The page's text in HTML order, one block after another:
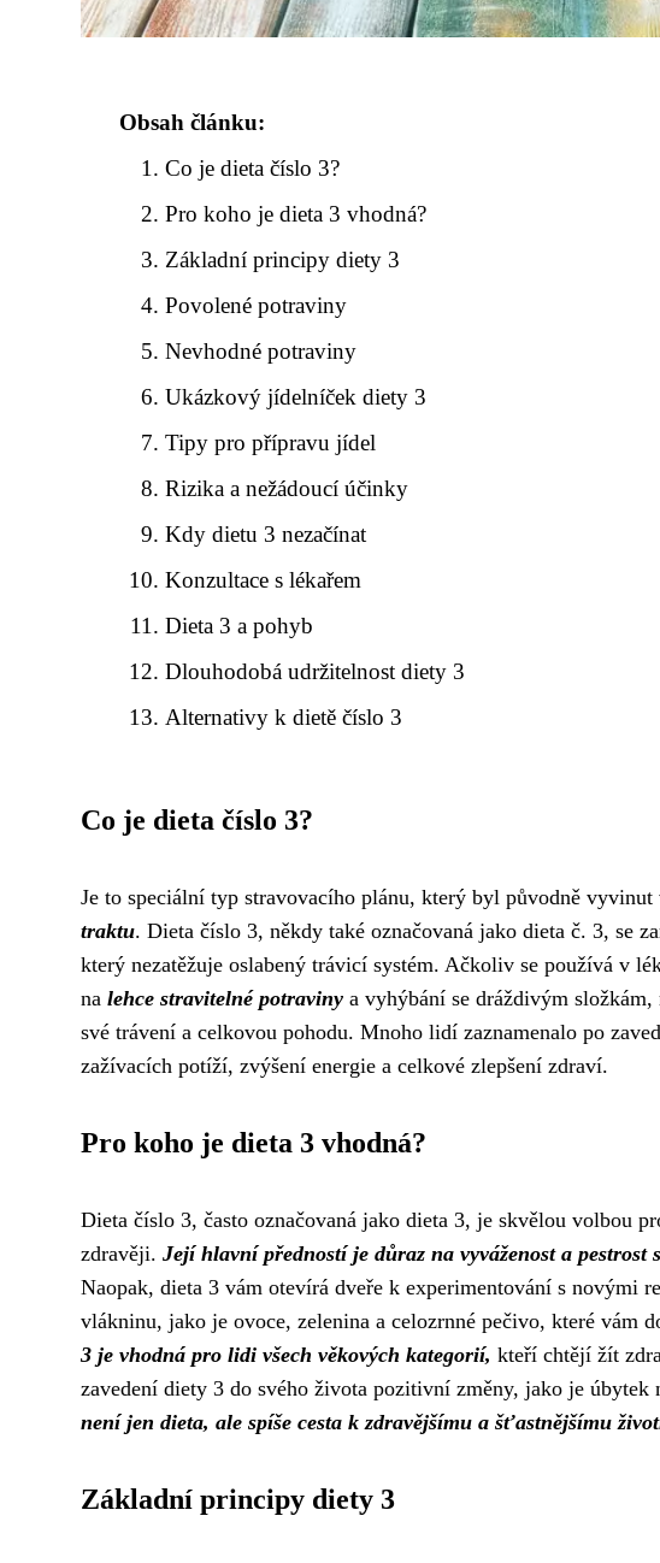
Obsah článku:
Co je dieta číslo 3?
Pro koho je dieta 3 vhodná?
Základní principy diety 3
Povolené potraviny
Nevhodné potraviny
Ukázkový jídelníček diety 3
Tipy pro přípravu jídel
Rizika a nežádoucí účinky
Kdy dietu 3 nezačínat
Konzultace s lékařem
Dieta 3 a pohyb
Dlouhodobá udržitelnost diety 3
Alternativy k dietě číslo 3
Co je dieta číslo 3?
Je to speciální typ stravovacího plánu, který byl původně
traktu. Dieta číslo 3, někdy také označovaná jako dieta č. 3, se
který nezatěžuje oslabený trávicí systém. Ačkoliv se používá v
na lehce stravitelné potraviny a vyhýbání se dráždivým
své trávení a celkovou pohodu. Mnoho lidí zaznamenalo po
zažívacích potíží, zvýšení energie a celkové zlepšení zdraví.
Pro koho je dieta 3 vhodná?
Dieta číslo 3, často označovaná jako dieta 3, je skvělou volbou
zdravěji. Její hlavní předností je důraz na vyváženost a pestrost
Naopak, dieta 3 vám otevírá dveře k experimentování s novými
vlákninu, jako je ovoce, zelenina a celozrnné pečivo, které vám
3 je vhodná pro lidi všech věkových kategorií, kteří chtějí žít
zavedení diety 3 do svého života pozitivní změny, jako je úbytek
není jen dieta, ale spíše cesta k zdravějšímu a šťastnějšímu
Základní principy diety 3